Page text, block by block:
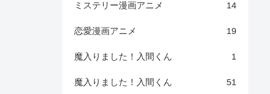
ミステリー漫画アニメ 14
恋愛漫画アニメ 19
魔入りました！入間くん 1
魔入りました！入間くん 51